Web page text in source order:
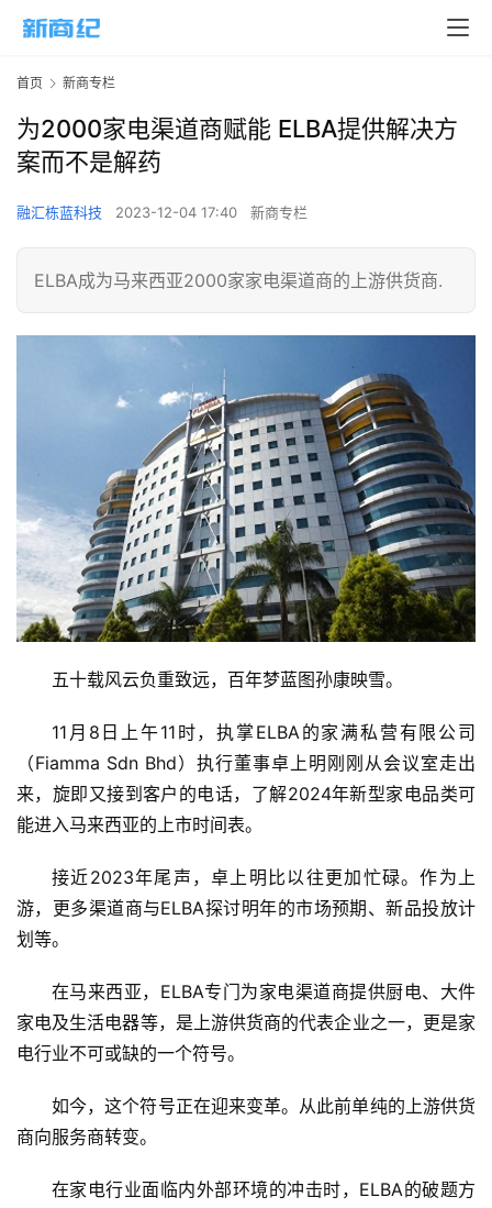
首页 新商专栏
为2000家电渠道商赋能 ELBA提供解决方
案而不是解药
融汇栋蓝科技 2023-12-04 17:40 新商专栏
ELBA成为马来西亚2000家家电渠道商的上游供货商.
五十载风云负重致远，百年梦蓝图孙康映雪。
11月8日上午11时，执掌ELBA的家满私营有限公司
（Fiamma Sdn Bhd）执行董事卓上明刚刚从会议室走出
来，旋即又接到客户的电话，了解2024年新型家电品类可
能进入马来西亚的上市时间表。
接近2023年尾声，卓上明比以往更加忙碌。作为上
游，更多渠道商与ELBA探讨明年的市场预期、新品投放计
划等。
在马来西亚，ELBA专门为家电渠道商提供厨电、大件
家电及生活电器等，是上游供货商的代表企业之一，更是家
电行业不可或缺的一个符号。
如今，这个符号正在迎来变革。从此前单纯的上游供货
商向服务商转变。
在家电行业面临内外部环境的冲击时，ELBA的破题方